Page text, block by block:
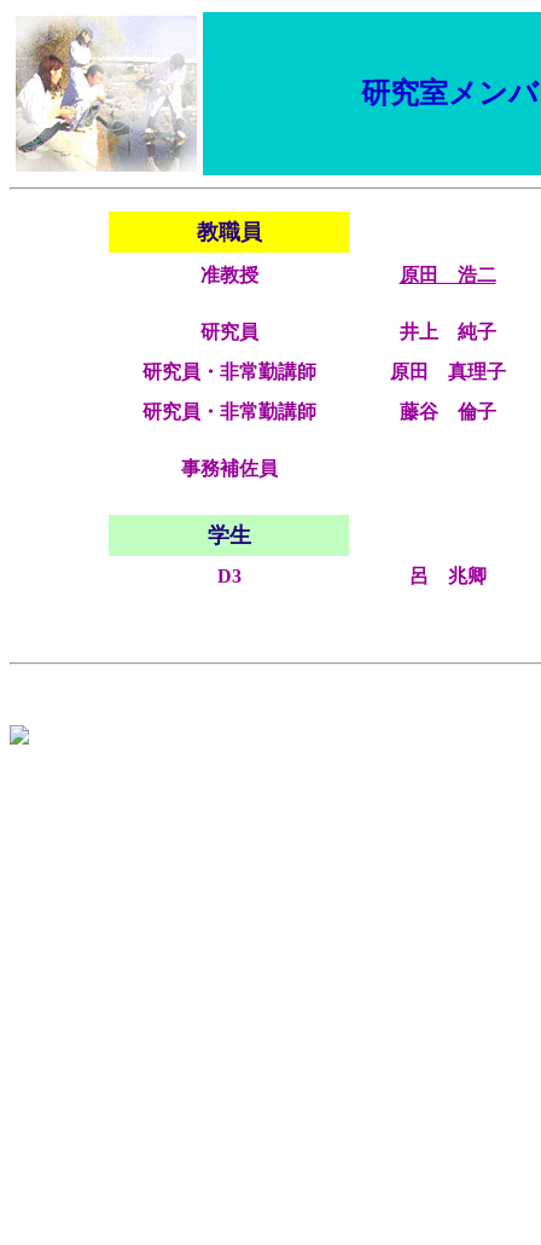
研究室メン
教職員
准教授 原田 浩二
研究員
井上 純子
研究員・非常勤講師
原田 真理子
研究員・非常勤講師
藤谷 倫子
事務補佐員
学生
D3 呂 兆卿